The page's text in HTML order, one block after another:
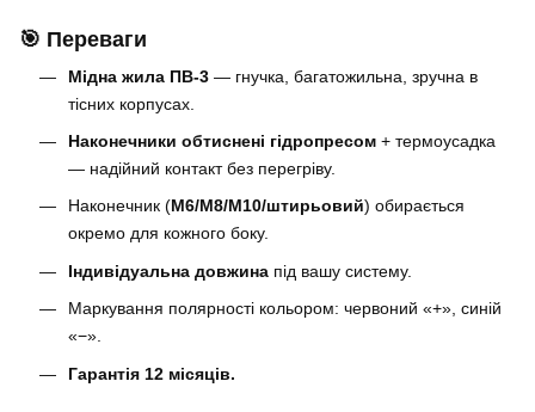
🎯 Переваги
Мідна жила ПВ-3— гнучка, багатожильна, зручна в
тісних корпусах.
Наконечники обтиснені гідропресом+ термоусадка
— надійний контакт без перегріву.
Наконечник (M6/M8/M10/штирьовий) обирається
окремо для кожного боку.
Індивідуальна довжинапід вашу систему.
Маркування полярності кольором: червоний «+», синій
«−».
Гарантія 12 місяців.